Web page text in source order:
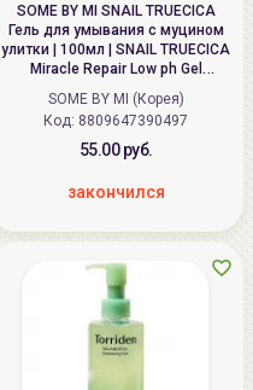
SOME BY MI SNAIL TRUECICA
Гель для умывания с муцином
улитки | 100мл | SNAIL TRUECICA
Miracle Repair Low ph Gel
Cleanser
SOME BY MI (Корея)
Код: 8809647390497
55.00 руб.
закончился